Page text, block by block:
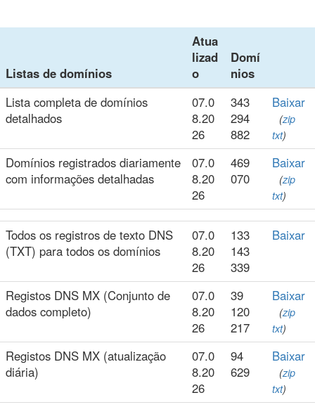
Listas de domínios
Atua
lizad
o
Domí
nios
Lista completa de domínios
detalhados
07.0
8.20
26
343
294
882
Baixar
(zip
txt)
Domínios registrados diariamente
com informações detalhadas
07.0
8.20
26
469
070
Baixar
(zip
txt)
Todos os registros de texto DNS
(TXT) para todos os domínios
07.0
8.20
26
133
143
339
Baixar
Registos DNS MX (Conjunto de
dados completo)
07.0
8.20
26
39
120
217
Baixar
(zip
txt)
Registos DNS MX (atualização
diária)
07.0
8.20
26
94
629
Baixar
(zip
txt)